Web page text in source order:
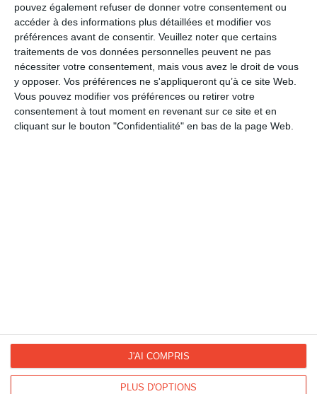
pouvez également refuser de donner votre consentement ou
accéder à des informations plus détaillées et modifier vos
préférences avant de consentir. Veuillez noter que certains
traitements de vos données personnelles peuvent ne pas
nécessiter votre consentement, mais vous avez le droit de vous
y opposer. Vos préférences ne s'appliqueront qu’à ce site Web.
Vous pouvez modifier vos préférences ou retirer votre
consentement à tout moment en revenant sur ce site et en
cliquant sur le bouton "Confidentialité" en bas de la page Web.
PLUS D'OPTIONS
J'AI COMPRIS
Facebook, Twitter, WhatsApp, ...
VOIR D'AUTRES CARTES DANS
LES CATÉGORIES
Vacances
L'Assomption